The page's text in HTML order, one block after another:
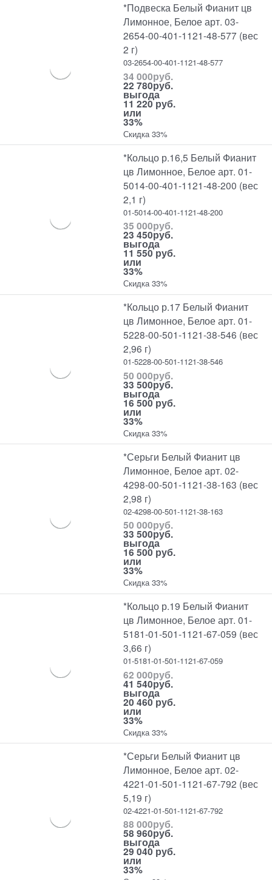
*Подвеска Белый Фианит цв
Лимонное, Белое арт. 03-
2654-00-401-1121-48-577 (вес
2 г)
03-2654-00-401-1121-48-577
34 000руб.
22 780руб.
выгода
11 220 руб.
или
33%
Скидка 33%
*Кольцо р.16,5 Белый Фианит
цв Лимонное, Белое арт. 01-
5014-00-401-1121-48-200 (вес
2,1 г)
01-5014-00-401-1121-48-200
35 000руб.
23 450руб.
выгода
11 550 руб.
или
33%
Скидка 33%
*Кольцо р.17 Белый Фианит
цв Лимонное, Белое арт. 01-
5228-00-501-1121-38-546 (вес
2,96 г)
01-5228-00-501-1121-38-546
50 000руб.
33 500руб.
выгода
16 500 руб.
или
33%
Скидка 33%
*Серьги Белый Фианит цв
Лимонное, Белое арт. 02-
4298-00-501-1121-38-163 (вес
2,98 г)
02-4298-00-501-1121-38-163
50 000руб.
33 500руб.
выгода
16 500 руб.
или
33%
Скидка 33%
*Кольцо р.19 Белый Фианит
цв Лимонное, Белое арт. 01-
5181-01-501-1121-67-059 (вес
3,66 г)
01-5181-01-501-1121-67-059
62 000руб.
41 540руб.
выгода
20 460 руб.
или
33%
Скидка 33%
*Серьги Белый Фианит цв
Лимонное, Белое арт. 02-
4221-01-501-1121-67-792 (вес
5,19 г)
02-4221-01-501-1121-67-792
88 000руб.
58 960руб.
выгода
29 040 руб.
или
33%